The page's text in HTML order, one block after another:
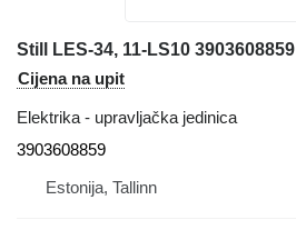
Cijena na upit
Elektrika - upravljačka jedinica
3903608859
Estonija, Tallinn